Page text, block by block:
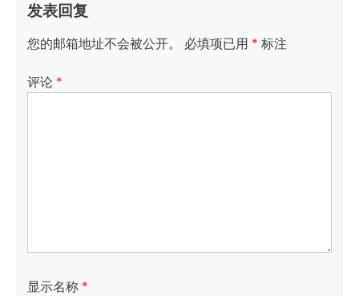
发表回复
您的邮箱地址不会被公开。 必填项已用 * 标注
评论 *
显示名称 *